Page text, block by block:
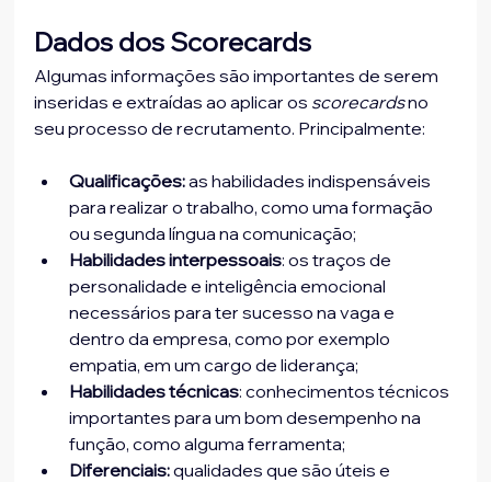
Dados dos Scorecards
Algumas informações são importantes de serem
inseridas e extraídas ao aplicar os scorecards no
seu processo de recrutamento. Principalmente:
Qualificações: as habilidades indispensáveis ​​
para realizar o trabalho, como uma formação
ou segunda língua na comunicação;
Habilidades interpessoais: os traços de
personalidade e inteligência emocional
necessários para ter sucesso na vaga e
dentro da empresa, como por exemplo
empatia, em um cargo de liderança;
Habilidades técnicas: conhecimentos técnicos
importantes para um bom desempenho na
função, como alguma ferramenta;
Diferenciais: qualidades que são úteis e